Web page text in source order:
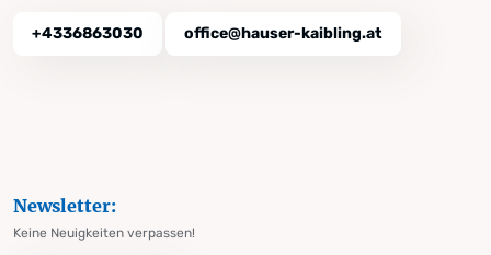
+4336863030 office@hauser-kaibling.at
Newsletter:
Keine Neuigkeiten verpassen!